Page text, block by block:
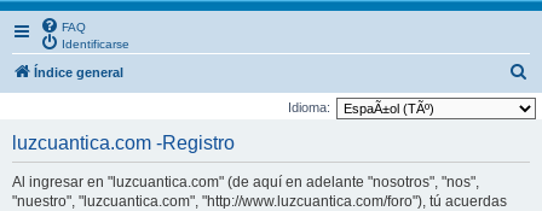
FAQ
Identificarse
Índice general
u
Idioma:
luzcuantica.com -Registro
Al ingresar en "luzcuantica.com" (de aquí en adelante "nosotros", "nos",
"nuestro", "luzcuantica.com", "http://www.luzcuantica.com/foro"), tú acuerdas